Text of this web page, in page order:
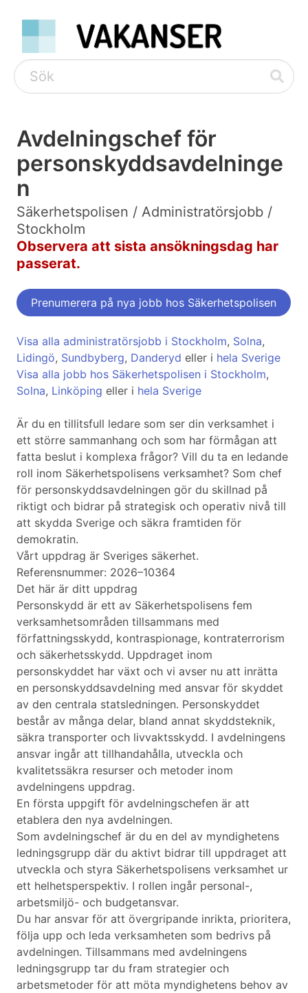
Avdelningschef för
personskyddsavdelninge
n
Säkerhetspolisen / Administratörsjobb /
Stockholm
Observera att sista ansökningsdag har
passerat.
Prenumerera på nya jobb hos Säkerhetspolisen
Visa alla administratörsjobb i Stockholm, Solna,
Lidingö, Sundbyberg, Danderyd eller i hela Sverige
Visa alla jobb hos Säkerhetspolisen i Stockholm,
Solna, Linköping eller i hela Sverige
Är du en tillitsfull ledare som ser din verksamhet i
ett större sammanhang och som har förmågan att
fatta beslut i komplexa frågor? Vill du ta en ledande
roll inom Säkerhetspolisens verksamhet? Som chef
för personskyddsavdelningen gör du skillnad på
riktigt och bidrar på strategisk och operativ nivå till
att skydda Sverige och säkra framtiden för
demokratin.
Vårt uppdrag är Sveriges säkerhet.
Referensnummer: 2026–10364
Det här är ditt uppdrag
Personskydd är ett av Säkerhetspolisens fem
verksamhetsområden tillsammans med
författningsskydd, kontraspionage, kontraterrorism
och säkerhetsskydd. Uppdraget inom
personskyddet har växt och vi avser nu att inrätta
en personskyddsavdelning med ansvar för skyddet
av den centrala statsledningen. Personskyddet
består av många delar, bland annat skyddsteknik,
säkra transporter och livvaktsskydd. I avdelningens
ansvar ingår att tillhandahålla, utveckla och
kvalitetssäkra resurser och metoder inom
avdelningens uppdrag.
En första uppgift för avdelningschefen är att
etablera den nya avdelningen.
Som avdelningschef är du en del av myndighetens
ledningsgrupp där du aktivt bidrar till uppdraget att
utveckla och styra Säkerhetspolisens verksamhet ur
ett helhetsperspektiv. I rollen ingår personal-,
arbetsmiljö- och budgetansvar.
Du har ansvar för att övergripande inrikta, prioritera,
följa upp och leda verksamheten som bedrivs på
avdelningen. Tillsammans med avdelningens
ledningsgrupp tar du fram strategier och
arbetsmetoder för att möta myndighetens behov av